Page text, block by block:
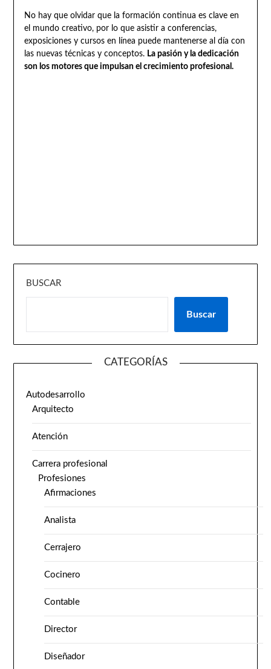
No hay que olvidar que la formación continua es clave en
el mundo creativo, por lo que asistir a conferencias,
exposiciones y cursos en línea puede mantenerse al día con
las nuevas técnicas y conceptos. La pasión y la dedicación
son los motores que impulsan el crecimiento profesional.
BUSCAR
Buscar
CATEGORÍAS
Autodesarrollo
Arquitecto
Atención
Carrera profesional
Profesiones
Afirmaciones
Analista
Cerrajero
Cocinero
Contable
Director
Diseñador